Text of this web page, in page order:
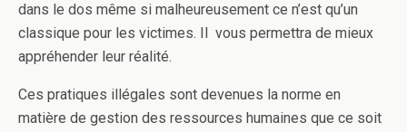
dans le dos même si malheureusement ce n’est qu’un
classique pour les victimes. Il vous permettra de mieux
appréhender leur réalité.
Ces pratiques illégales sont devenues la norme en
matière de gestion des ressources humaines que ce soit